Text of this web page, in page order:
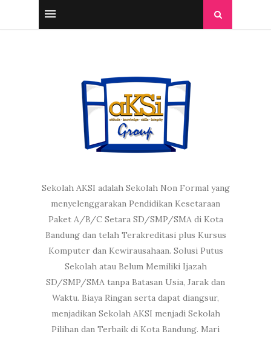
Sekolah AKSI adalah Sekolah Non Formal yang
menyelenggarakan Pendidikan Kesetaraan
Paket A/B/C Setara SD/SMP/SMA di Kota
Bandung dan telah Terakreditasi plus Kursus
Komputer dan Kewirausahaan. Solusi Putus
Sekolah atau Belum Memiliki Ijazah
SD/SMP/SMA tanpa Batasan Usia, Jarak dan
Waktu. Biaya Ringan serta dapat diangsur,
menjadikan Sekolah AKSI menjadi Sekolah
Pilihan dan Terbaik di Kota Bandung. Mari